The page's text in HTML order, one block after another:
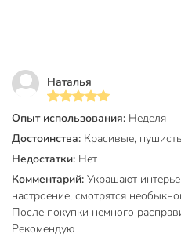
Артикул производителя
Модель
Вес в упаковке
Габариты упаковки
Наталья
Опыт использования: Неделя
Достоинства: Красивые,
Недостатки: Нет
Комментарий: Украшают
настроение, смотрятся
После покупки немного
Рекомендую